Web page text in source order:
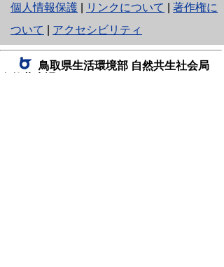
個人情報保護
と
り
ネ
ッ
リンクについて
著作権に
ついて
アクセシビリティ
鳥取県生活環境部 自然共生社会局